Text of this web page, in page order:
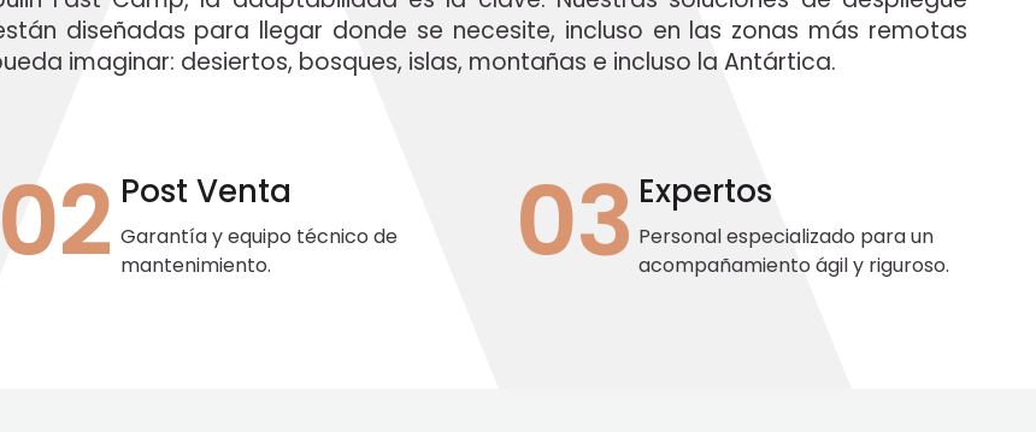
diseñadas para llegar donde se necesite, incluso en las zonas más remotas
imaginar: desiertos, bosques, islas, montañas e incluso la Antártica.
02 Post Venta
Garantía y equipo técnico de
mantenimiento.
03 Expertos
Personal especializado para un
acompañamiento ágil y riguroso.